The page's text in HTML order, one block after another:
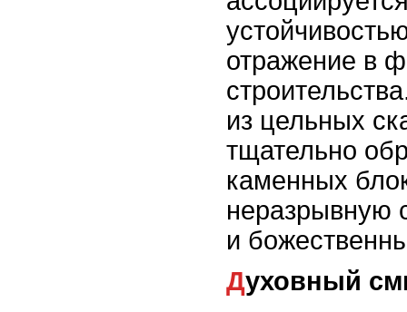
отражение в
из цельных
тщательно
каменных
неразрывную
и
Духовный